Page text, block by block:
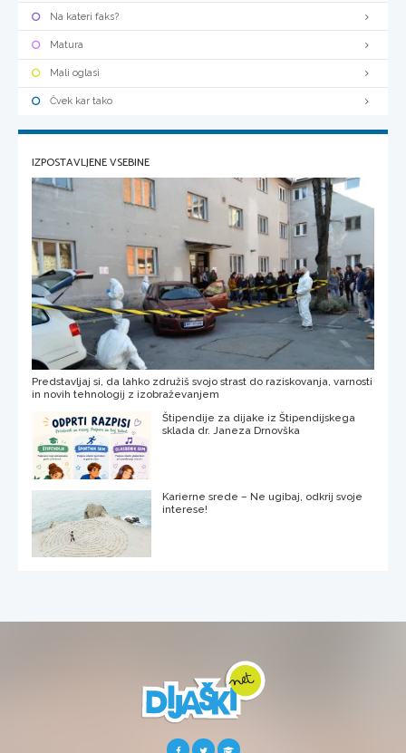
Na kateri faks?
Matura
Mali oglasi
Čvek kar tako
IZPOSTAVLJENE VSEBINE
Predstavljaj si, da lahko združiš svojo strast do raziskovanja, varnosti
in novih tehnologij z izobraževanjem
Štipendije za dijake iz Štipendijskega
sklada dr. Janeza Drnovška
Karierne srede – Ne ugibaj, odkrij svoje
interese!